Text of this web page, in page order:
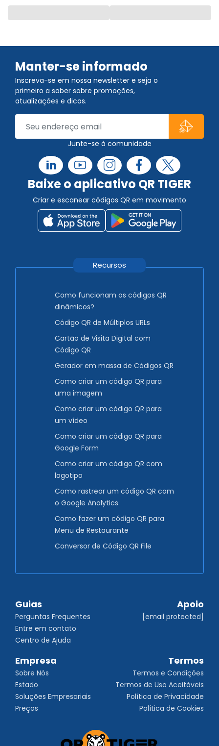
Manter-se informado
Inscreva-se em nossa newsletter e seja o
primeiro a saber sobre promoções,
atualizações e dicas.
Junte-se à comunidade
Baixe o aplicativo QR TIGER
Criar e escanear códigos QR em movimento
Recursos
Como funcionam os códigos QR
dinâmicos?
Código QR de Múltiplos URLs
Cartão de Visita Digital com
Código QR
Gerador em massa de Códigos QR
Como criar um código QR para
uma imagem
Como criar um código QR para
um vídeo
Como criar um código QR para
Google Form
Como criar um código QR com
logotipo
Como rastrear um código QR com
o Google Analytics
Como fazer um código QR para
Menu de Restaurante
Conversor de Código QR File
Guias
Perguntas Frequentes
Entre em contato
Centro de Ajuda
Apoio
[email protected]
Empresa
Sobre Nós
Estado
Soluções Empresariais
Preços
Termos
Termos e Condições
Termos de Uso Aceitáveis
Política de Privacidade
Política de Cookies